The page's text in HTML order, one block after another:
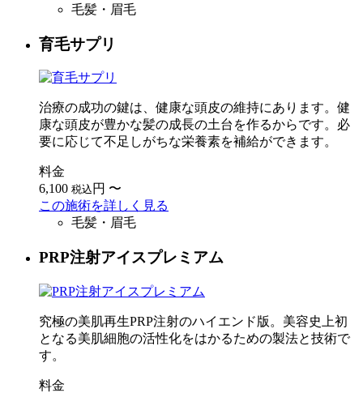
毛髪・眉毛
育毛サプリ
治療の成功の鍵は、健康な頭皮の維持にあります。健
康な頭皮が豊かな髪の成長の土台を作るからです。必
要に応じて不足しがちな栄養素を補給ができます。
料金
6,100 税込 円 〜
この施術を詳しく見る
毛髪・眉毛
PRP注射アイスプレミアム
究極の美肌再生PRP注射のハイエンド版。美容史上初
となる美肌細胞の活性化をはかるための製法と技術で
す。
料金